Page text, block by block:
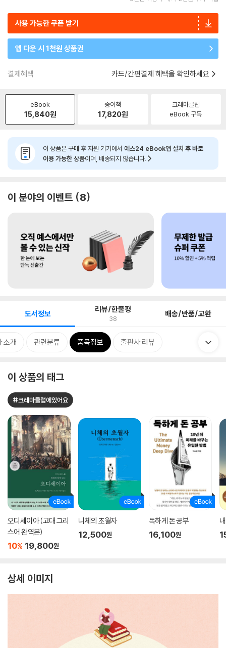
사용 가능한 쿠폰 받기
앱 다운 시 1천원 상품권
결제혜택 카드/간편결제 혜택을 확인하세요
eBook
15,840원
종이책
17,820원
크레마클럽
eBook 구독
이 상품은 구매 후 지원 기기에서 예스24 eBook앱 설치 후 바로
이용 가능한 상품이며, 배송되지 않습니다.
이 분야의 이벤트 8
도서정보 리뷰/한줄평
38 배송/반품/교환
소개 관련분류 품목정보 출판사 리뷰
이 상품의 태그
#크레마클럽에있어요
오디세이아 (고대 그리
스어 완역본)
10% 19,800원
니체의 초월자
12,500원
독하게 돈 공부
16,100원
상세 이미지